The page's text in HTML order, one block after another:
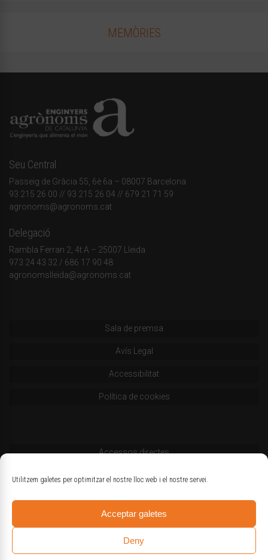
Utilitzem galetes per optimitzar el nostre lloc web i el nostre servei.
Acceptar galetes
Deny
MEMÒRIES
Seu Central
Passeig de Gràcia 55, 6è 6a – 08007 Barcelona
93 215 26 00 // 93 215 26 04 // 679 21 71 59
agronoms@agronoms.cat
Delegació
Rambla Ferran 2, 4t A – 25007 Lleida
973 24 43 32 / 686 17 90 48
agronomslleida@agronoms.cat
Sala de premsa
Avís Legal
Accessibilitat
Política de cookies
Accessos directes
Codi deontològic
Logotips oficials